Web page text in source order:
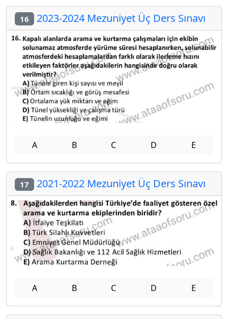
16 2023-2024 Mezuniyet Üç Ders Sınavı
A B C D E
17 2021-2022 Mezuniyet Üç Ders Sınavı
A B C D E